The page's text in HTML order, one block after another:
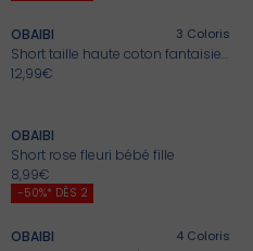
OBAIBI 3 Coloris
Short taille haute coton fantaisie vert bébé fille
12,99€
-50%* DÈS 2
OBAIBI
Short rose fleuri bébé fille
8,99€
OBAIBI 4 Coloris